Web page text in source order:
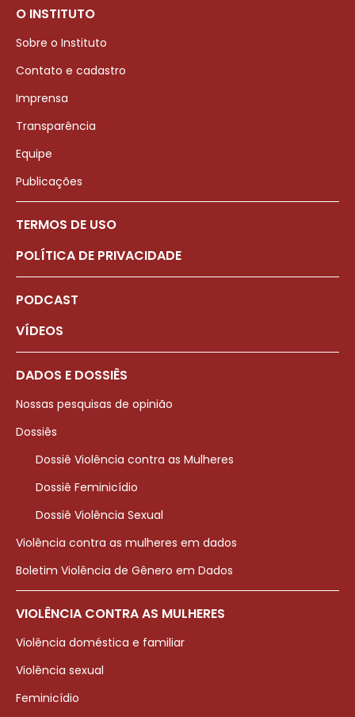
O INSTITUTO
Sobre o Instituto
Contato e cadastro
Imprensa
Transparência
Equipe
Publicações
TERMOS DE USO
POLÍTICA DE PRIVACIDADE
PODCAST
VÍDEOS
DADOS E DOSSIÊS
Nossas pesquisas de opinião
Dossiês
Dossiê Violência contra as Mulheres
Dossiê Feminicídio
Dossiê Violência Sexual
Violência contra as mulheres em dados
Boletim Violência de Gênero em Dados
VIOLÊNCIA CONTRA AS MULHERES
Violência doméstica e familiar
Violência sexual
Feminicídio